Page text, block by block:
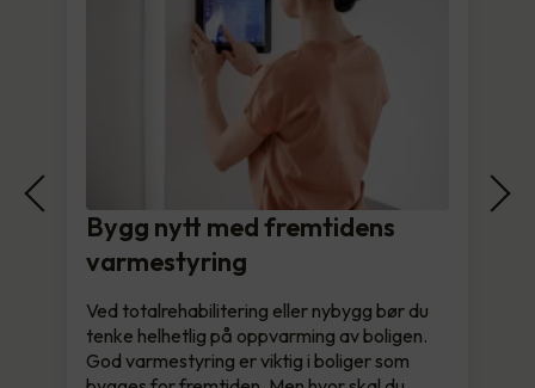
Bygg nytt med fremtidens
varmestyring
Ved totalrehabilitering eller nybygg bør du
tenke helhetlig på oppvarming av boligen.
God varmestyring er viktig i boliger som